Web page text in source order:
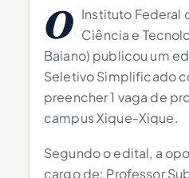
O Instituto Federal
Ciência e
Baiano) publicou um
Seletivo Simplificado
preencher 1 vaga de
campus Xique-Xique.
Segundo o edital, a
cargo de: Professor